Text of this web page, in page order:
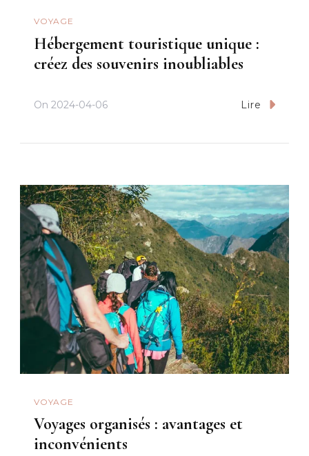
VOYAGE
Hébergement touristique unique :
créez des souvenirs inoubliables
On 2024-04-06 Lire
VOYAGE
Voyages organisés : avantages et
inconvénients